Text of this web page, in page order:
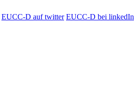
EUCC-D auf twitter EUCC-D bei linkedIn